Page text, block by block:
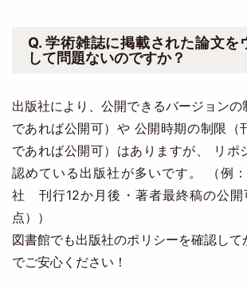
Q. 学術雑誌に掲載された論文を
して問題ないのですか？
出版社により、公開できるバージョン
であれば公開可）や 公開時期の制限（
であれば公開可）はありますが、 リポ
認めている出版社が多いです。 （例
社 刊行12か月後・著者最終稿の公開
点））
図書館でも出版社のポリシーを確認し
でご安心ください！